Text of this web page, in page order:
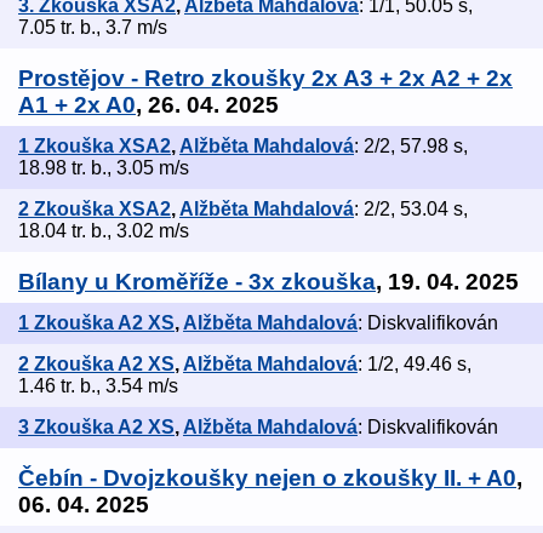
3. Zkouška XSA2,Alžběta Mahdalová: 1/1, 50.05 s,
7.05 tr. b., 3.7 m/s
Prostějov - Retro zkoušky 2x A3 + 2x A2 + 2x
A1 + 2x A0, 26. 04. 2025
1 Zkouška XSA2,Alžběta Mahdalová: 2/2, 57.98 s,
18.98 tr. b., 3.05 m/s
2 Zkouška XSA2,Alžběta Mahdalová: 2/2, 53.04 s,
18.04 tr. b., 3.02 m/s
Bílany u Kroměříže - 3x zkouška, 19. 04. 2025
1 Zkouška A2 XS,Alžběta Mahdalová: Diskvalifikován
2 Zkouška A2 XS,Alžběta Mahdalová: 1/2, 49.46 s,
1.46 tr. b., 3.54 m/s
3 Zkouška A2 XS,Alžběta Mahdalová: Diskvalifikován
Čebín - Dvojzkoušky nejen o zkoušky II. + A0,
06. 04. 2025